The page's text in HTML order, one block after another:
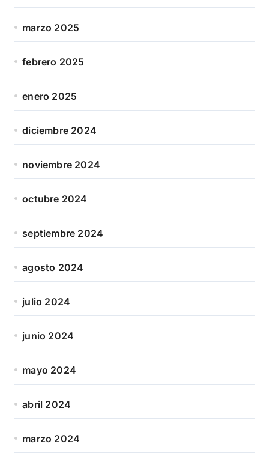
marzo 2025
febrero 2025
enero 2025
diciembre 2024
noviembre 2024
octubre 2024
septiembre 2024
agosto 2024
julio 2024
junio 2024
mayo 2024
abril 2024
marzo 2024